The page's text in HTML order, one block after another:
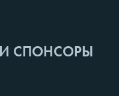
СПОНСОРЫ